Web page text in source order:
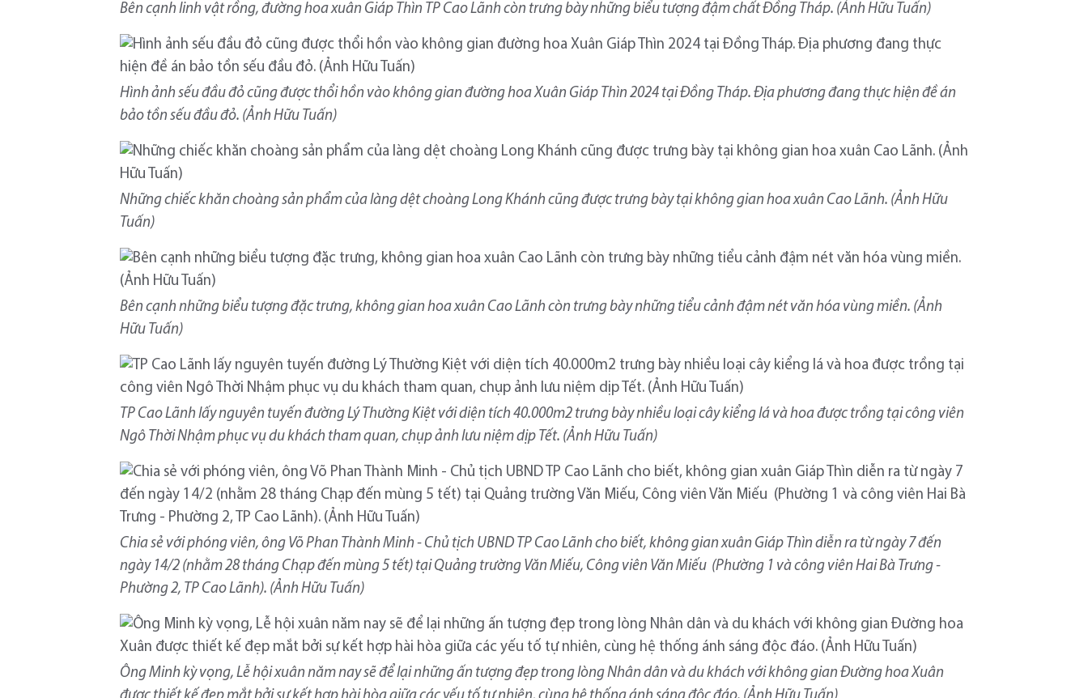
Bên cạnh linh vật rồng, đường hoa xuân Giáp Thìn TP Cao Lãnh còn trưng bày những biểu tượng đậm chất Đồng Tháp. (Ảnh Hữu Tuấn)
Hình ảnh sếu đầu đỏ cũng được thổi hồn vào không gian đường hoa Xuân Giáp Thìn 2024 tại Đồng Tháp. Địa phương đang thực hiện đề án
bảo tồn sếu đầu đỏ. (Ảnh Hữu Tuấn)
Những chiếc khăn choàng sản phẩm của làng dệt choàng Long Khánh cũng được trưng bày tại không gian hoa xuân Cao Lãnh. (Ảnh Hữu
Tuấn)
Bên cạnh những biểu tượng đặc trưng, không gian hoa xuân Cao Lãnh còn trưng bày những tiểu cảnh đậm nét văn hóa vùng miền. (Ảnh
Hữu Tuấn)
TP Cao Lãnh lấy nguyên tuyến đường Lý Thường Kiệt với diện tích 40.000m2 trưng bày nhiều loại cây kiểng lá và hoa được trồng tại công viên
Ngô Thời Nhậm phục vụ du khách tham quan, chụp ảnh lưu niệm dịp Tết. (Ảnh Hữu Tuấn)
Chia sẻ với phóng viên, ông Võ Phan Thành Minh - Chủ tịch UBND TP Cao Lãnh cho biết, không gian xuân Giáp Thìn diễn ra từ ngày 7 đến
ngày 14/2 (nhằm 28 tháng Chạp đến mùng 5 tết) tại Quảng trường Văn Miếu, Công viên Văn Miếu (Phường 1 và công viên Hai Bà Trưng -
Phường 2, TP Cao Lãnh). (Ảnh Hữu Tuấn)
Ông Minh kỳ vọng, Lễ hội xuân năm nay sẽ để lại những ấn tượng đẹp trong lòng Nhân dân và du khách với không gian Đường hoa Xuân